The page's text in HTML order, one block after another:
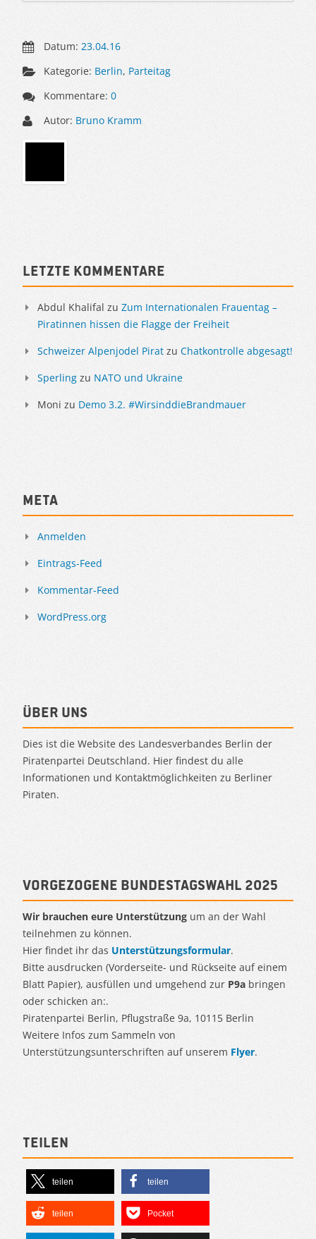
Datum:23.04.16
Kategorie: Berlin, Parteitag
Kommentare:0
Autor: Bruno Kramm
Sidebar
Letzte Kommentare
Abdul Khalifal zu Zum Internationalen Frauentag –
Piratinnen hissen die Flagge der Freiheit
Schweizer Alpenjodel Pirat zu Chatkontrolle abgesagt!
Sperling zu NATO und Ukraine
Moni zu Demo 3.2. #WirsinddieBrandmauer
Meta
Anmelden
Eintrags-Feed
Kommentar-Feed
WordPress.org
Über uns
Dies ist die Website des Landesverbandes Berlin der
Piratenpartei Deutschland. Hier findest du alle
Informationen und Kontaktmöglichkeiten zu Berliner
Piraten.
Vorgezogene Bundestagswahl 2025
Wir brauchen eure Unterstützung um an der Wahl
teilnehmen zu können.
Hier findet ihr das Unterstützungsformular.
Bitte ausdrucken (Vorderseite- und Rückseite auf einem
Blatt Papier), ausfüllen und umgehend zur P9a bringen
oder schicken an:.
Piratenpartei Berlin, Pflugstraße 9a, 10115 Berlin
Weitere Infos zum Sammeln von
Unterstützungsunterschriften auf unserem Flyer.
Teilen
teilen teilen
teilen Pocket